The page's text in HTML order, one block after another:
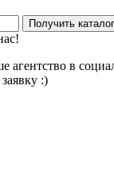
Получить каталог
агентство в
:)